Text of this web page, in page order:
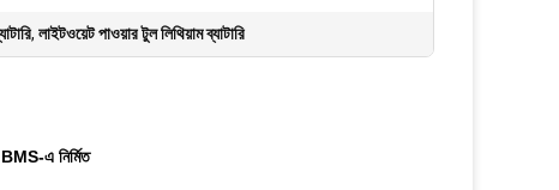
, লাইটওয়েট পাওয়ার টুল লিথিয়াম ব্যাটারি
BMS-এ নির্মিত